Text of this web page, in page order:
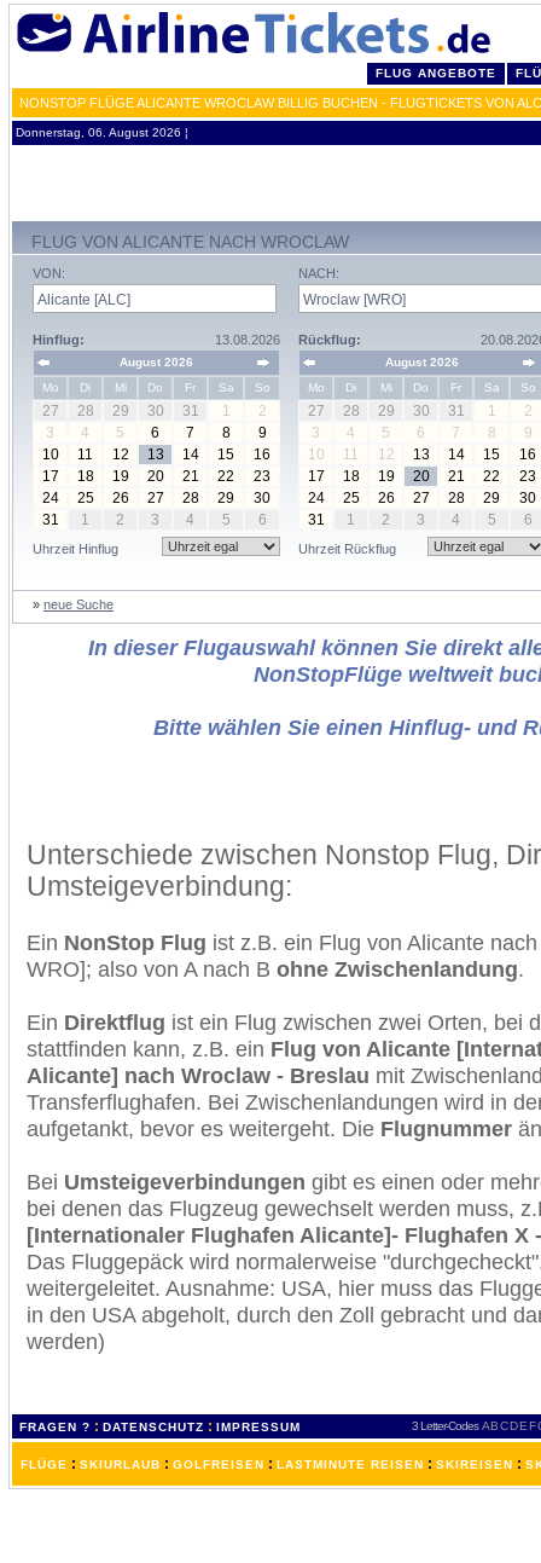
FLUG ANGEBOTE
NONSTOP FLÜGE ALICANTE WROCLAW BILLIG BUCHEN - FLUGTICKETS VON
Donnerstag, 06. August 2026 ¦
FLUG VON ALICANTE NACH WROCLAW
VON:
Hinflug: 13.08.2026
August 2026
Mo
Di Mi Do Fr Sa So
27 28 29 30 31 1
2
3
4 5 6 7 8
9
10
11 12 13 14 15
16
17
18 19 20 21 22
23
24
25 26 27 28 29
30
31
1 2 3 4 5 6
Uhrzeit Hinflug
NACH:
Rückflug:
August 2026
Mo
Di Mi Do Fr Sa So
27 28 29 30 31 1
2
3
4 5 6 7 8
9
10
11 12 13 14 15
16
17
18 19 20 21 22
23
24
25 26 27 28 29
30
31
1 2 3 4 5 6
Uhrzeit Rückflug
» neue Suche
In dieser Flugauswahl können Sie direkt
NonStopFlüge weltweit
Bitte wählen Sie einen Hinflug- und
Unterschiede zwischen Nonstop Flug,
Umsteigeverbindung:
Ein NonStop Flug ist z.B. ein Flug von Alicante
WRO]; also von A nach B ohne Zwischenlandung.
Ein Direktflug ist ein Flug zwischen zwei Orten, bei
stattfinden kann, z.B. ein Flug von Alicante
Alicante] nach Wroclaw - Breslau mit
Transferflughafen. Bei Zwischenlandungen wird in
aufgetankt, bevor es weitergeht. Die Flugnummer
Bei Umsteigeverbindungen gibt es einen oder
bei denen das Flugzeug gewechselt werden muss,
[Internationaler Flughafen Alicante]- Flughafen X
Das Fluggepäck wird normalerweise
weitergeleitet. Ausnahme: USA, hier muss das
in den USA abgeholt, durch den Zoll gebracht und
werden)
FRAGEN ? : DATENSCHUTZ : IMPRESSUM 3 Letter-Codes ABCDEF
FLÜGE : SKIURLAUB : GOLFREISEN : LASTMINUTE REISEN : SKIREISEN :